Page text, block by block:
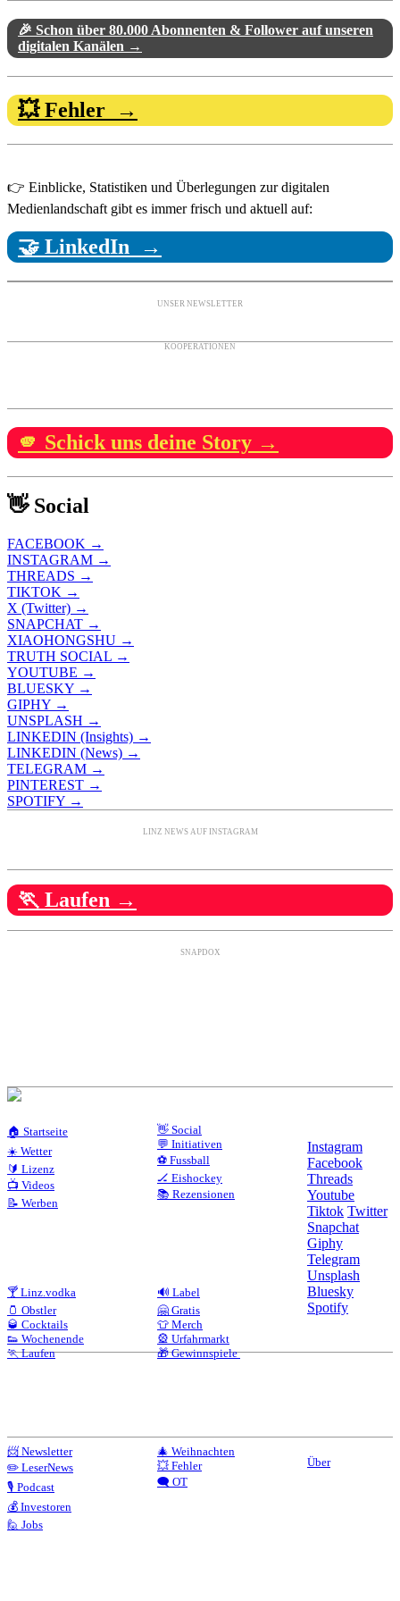
🎉 Schon über 80.000 Abonnenten & Follower auf unseren
digitalen Kanälen →
💥 Fehler →
👉 Einblicke, Statistiken und Überlegungen zur digitalen
Medienlandschaft gibt es immer frisch und aktuell auf:
🤝 LinkedIn →
UNSER NEWSLETTER
KOOPERATIONEN
🫵 Schick uns deine Story →
👋 Social
FACEBOOK →
INSTAGRAM →
THREADS →
TIKTOK →
X (Twitter) →
SNAPCHAT →
XIAOHONGSHU →
TRUTH SOCIAL →
YOUTUBE →
BLUESKY →
GIPHY →
UNSPLASH →
LINKEDIN (Insights) →
LINKEDIN (News) →
TELEGRAM →
PINTEREST →
SPOTIFY →
LINZ NEWS AUF INSTAGRAM
🏃 Laufen →
SNAPDOX
🏠 Startseite
☀️ Wetter
🔰 Lizenz
📺 Videos
📝 Werben
👋 Social
💬 Initiativen
⚽ Fussball
🏒 Eishockey
📚 Rezensionen
🍸 Linz.vodka
🫙 Obstler
🥃 Cocktails
👟 Wochenende
🏃 Laufen
🔊 Label
🤗 Gratis
👕 Merch
🎡 Urfahrmarkt
🎁 Gewinnspiele
📨 Newsletter
✏️ LeserNews
🎙️ Podcast
💰 Investoren
🙋 Jobs
🎄 Weihnachten
💥 Fehler
🗨️ OT
Instagram
Facebook
Threads
Youtube
Tiktok Twitter
Snapchat
Giphy
Telegram
Unsplash
Bluesky
Spotify
Über